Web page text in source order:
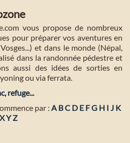
vous propose de nombreux
pour préparer vos aventures en
et dans le monde (Népal,
dans la randonnée pédestre et
aussi des idées de sorties en
ou via ferrata.
refuge...
par : A BC D E FG H I J K
XYZ